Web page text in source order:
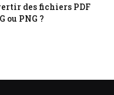
des fichiers PDF
ou PNG ?